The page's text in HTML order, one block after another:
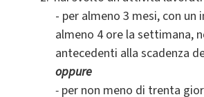
- per almeno 3 mesi, con un
almeno 4 ore la settimana,
antecedenti alla scadenza
oppure
- per non meno di trenta